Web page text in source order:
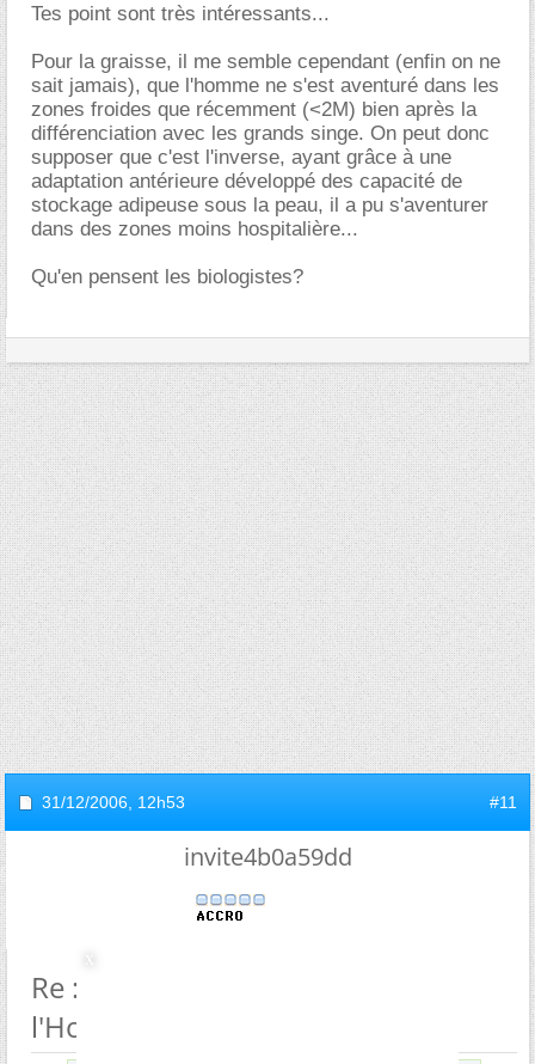
Tes point sont très intéressants...
Pour la graisse, il me semble cependant (enfin on ne
sait jamais), que l'homme ne s'est aventuré dans les
zones froides que récemment (<2M) bien après la
différenciation avec les grands singe. On peut donc
supposer que c'est l'inverse, ayant grâce à une
adaptation antérieure développé des capacité de
stockage adipeuse sous la peau, il a pu s'aventurer
dans des zones moins hospitalière...
Qu'en pensent les biologistes?
31/12/2006, 12h53 #11
invite4b0a59dd
Re : Origine (semi)aquatique de
l'Homme?